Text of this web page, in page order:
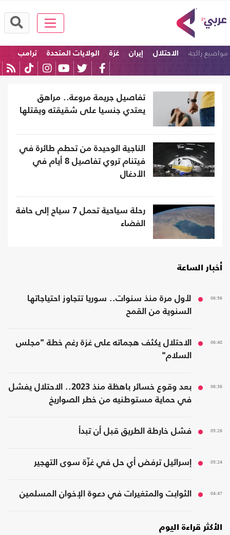
مواضيع رائجة الاحتلال إيران غزة الولايات المتحدة
ترامب
تفاصيل جريمة مروعة.. مراهق
يعتدي جنسيا على شقيقته ويقتلها
الناجية الوحيدة من تحطم طائرة في
فيتنام تروي تفاصيل 8 أيام في
الأدغال
رحلة سياحية تحمل 7 سياح إلى حافة
الفضاء
أخبار الساعة
06:56
لأول مرة منذ سنوات.. سوريا تتجاوز احتياجاتها
السنوية من القمح
06:48
الاحتلال يكثف هجماته على غزة رغم خطة "مجلس
السلام"
06:36
بعد وقوع خسائر باهظة منذ 2023.. الاحتلال يفشل
في حماية مستوطنيه من خطر الصواريخ
05:26 فشل خارطة الطريق قبل أن تبدأ
05:24 إسرائيل ترفض أي حل في غزّة سوى التهجير
04:47 الثوابت والمتغيرات في دعوة الإخوان المسلمين
الأكثر قراءة اليوم